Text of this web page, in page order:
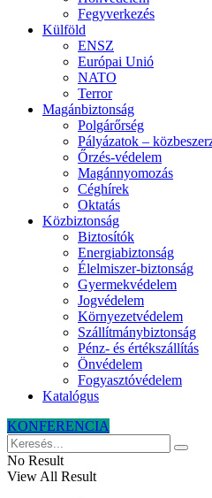
Fegyverkezés
Külföld
ENSZ
Európai Unió
NATO
Terror
Magánbiztonság
Polgárőrség
Pályázatok –
Őrzés-védelem
Magánnyomozás
Céghírek
Oktatás
Közbiztonság
Biztosítók
Energiabiztonság
Élelmiszer-biztonság
Gyermekvédelem
Jogvédelem
Környezetvédelem
Szállítmánybiztonság
Pénz- és értékszállítás
Önvédelem
Fogyasztóvédelem
Katalógus
KONFERENCIA
No Result
View All Result